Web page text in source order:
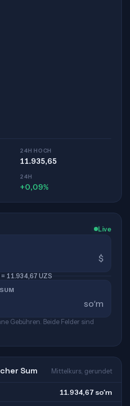
24H HOCH
11.935,65
24H
+0,09%
Live
$
= 11.934,67 UZS
soʻm
Gebühren. Beide Felder sind
Sum Mittelkurs, gerundet
11.934,67 soʻm